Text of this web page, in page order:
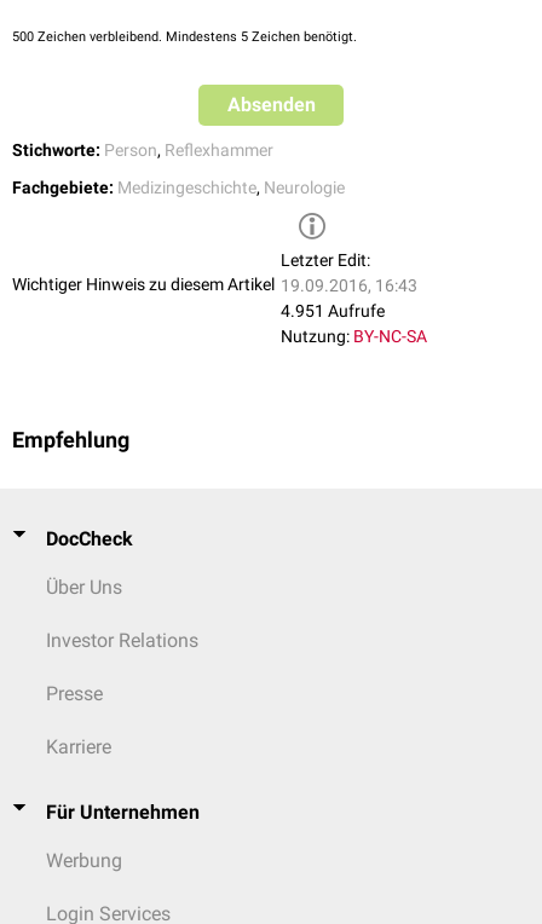
500 Zeichen verbleibend. Mindestens 5 Zeichen benötigt.
Absenden
Stichworte: Person, Reflexhammer
Fachgebiete: Medizingeschichte, Neurologie
Wichtiger Hinweis zu diesem Artikel
Letzter Edit:
19.09.2016, 16:43
4.951 Aufrufe
Nutzung: BY-NC-SA
Empfehlung
DocCheck
Über Uns
Investor Relations
Presse
Karriere
Für Unternehmen
Werbung
Login Services